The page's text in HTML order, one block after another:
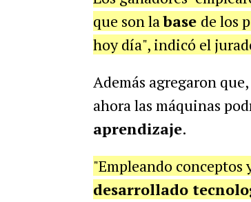
que son labase de los
hoy día", indicó el
Además agregaron
ahora las máquinas
aprendizaje.
"Empleando
desarrollado